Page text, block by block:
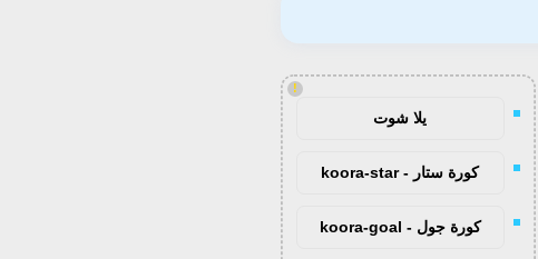
!
يلا شوت
كورة ستار - koora-star
كورة جول - koora-goal